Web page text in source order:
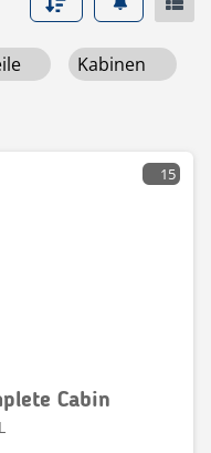
Kabinen
15
Cabin